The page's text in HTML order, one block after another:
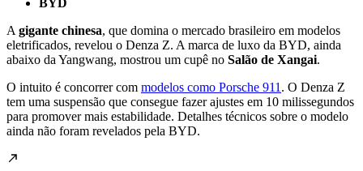
A gigante chinesa, que domina o mercado brasileiro em modelos
eletrificados, revelou o Denza Z. A marca de luxo da BYD, ainda
abaixo da Yangwang, mostrou um cupê no Salão de Xangai.
O intuito é concorrer com modelos como Porsche 911 . O Denza Z
tem uma suspensão que consegue fazer ajustes em 10 milissegundos
para promover mais estabilidade. Detalhes técnicos sobre o modelo
ainda não foram revelados pela BYD.